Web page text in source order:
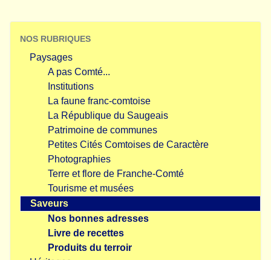
NOS RUBRIQUES
Paysages
A pas Comté...
Institutions
La faune franc-comtoise
La République du Saugeais
Patrimoine de communes
Petites Cités Comtoises de Caractère
Photographies
Terre et flore de Franche-Comté
Tourisme et musées
Saveurs
Nos bonnes adresses
Livre de recettes
Produits du terroir